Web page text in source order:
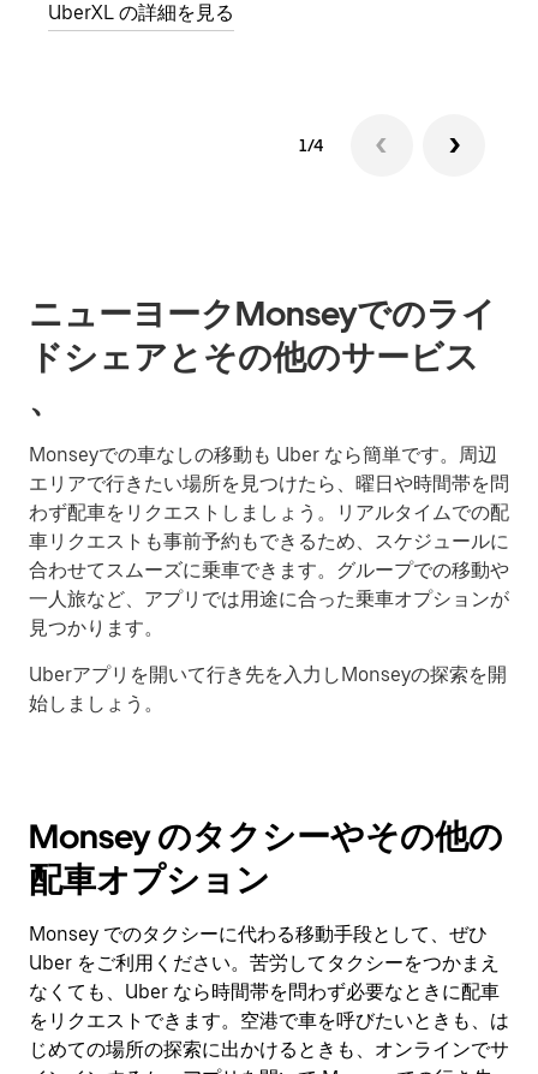
UberXL の詳細を見る
1/4
ニューヨークMonseyでのライ
ドシェアとその他のサービス
、
Monseyでの車なしの移動も Uber なら簡単です。周辺
エリアで行きたい場所を見つけたら、曜日や時間帯を問
わず配車をリクエストしましょう。リアルタイムでの配
車リクエストも事前予約もできるため、スケジュールに
合わせてスムーズに乗車できます。グループでの移動や
一人旅など、アプリでは用途に合った乗車オプションが
見つかります。
Uberアプリを開いて行き先を入力しMonseyの探索を開
始しましょう。
Monsey のタクシーやその他の
配車オプション
Monsey でのタクシーに代わる移動手段として、ぜひ
Uber をご利用ください。苦労してタクシーをつかまえ
なくても、Uber なら時間帯を問わず必要なときに配車
をリクエストできます。空港で車を呼びたいときも、は
じめての場所の探索に出かけるときも、オンラインでサ